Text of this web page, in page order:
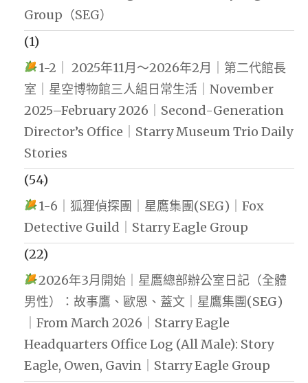
Group（SEG）
(1)
1-2｜ 2025年11月～2026年2月｜第二代館長
室｜星空博物館三人組日常生活｜November
2025–February 2026｜Second-Generation
Director’s Office｜Starry Museum Trio Daily
Stories
(54)
1-6｜狐狸偵探團｜星鷹集團(SEG)｜Fox
Detective Guild｜Starry Eagle Group
(22)
2026年3月開始｜星鷹總部辦公室日記（全體
男性）：故事鷹、歐恩、蓋文｜星鷹集團(SEG)
｜From March 2026｜Starry Eagle
Headquarters Office Log (All Male): Story
Eagle, Owen, Gavin｜Starry Eagle Group